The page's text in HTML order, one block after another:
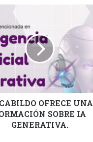
OFRECE UNA
SOBRE IA
GENERATIVA.